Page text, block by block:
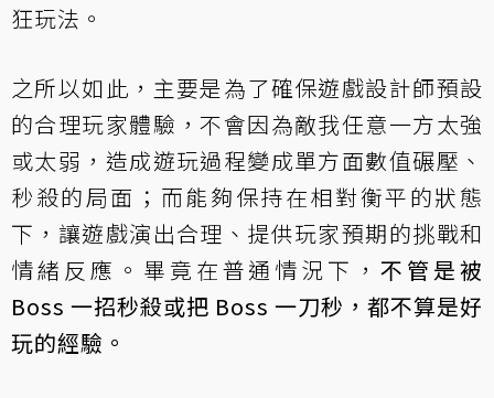
狂玩法。
之所以如此，主要是為了確保遊戲設計師預設
的合理玩家體驗，不會因為敵我任意一方太強
或太弱，造成遊玩過程變成單方面數值碾壓、
秒殺的局面；而能夠保持在相對衡平的狀態
下，讓遊戲演出合理、提供玩家預期的挑戰和
情緒反應。畢竟在普通情況下，不管是被
Boss 一招秒殺或把 Boss 一刀秒，都不算是好
玩的經驗。